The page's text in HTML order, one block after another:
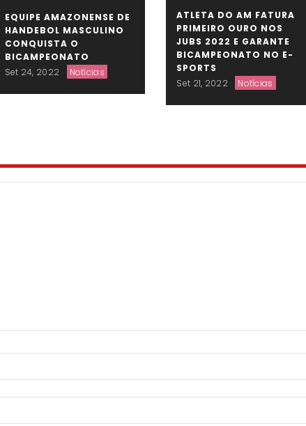
EQUIPE AMAZONENSE DE
HANDEBOL MASCULINO
CONQUISTA O
BICAMPEONATO
Set 24, 2022
Notícias
ATLETA DO AM FATURA
PRIMEIRO OURO NOS
JUBS 2022 E GARANTE
BICAMPEONATO NO E-
SPORTS
Set 21, 2022
Notícias